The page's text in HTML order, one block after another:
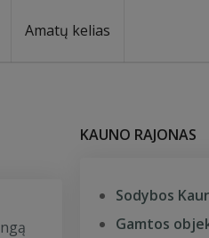
Amatų kelias
KAUNO RAJONAS
Sodybos
Gamtos